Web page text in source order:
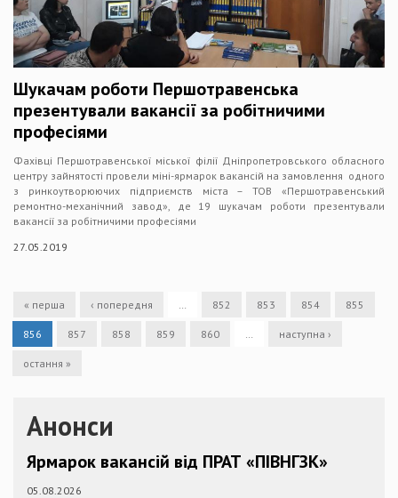
Шукачам роботи Першотравенська
презентували вакансії за робітничими
професіями
Фахівці Першотравенської міської філії Дніпропетровського обласного
центру зайнятості провели міні-ярмарок вакансій на замовлення одного
з ринкоутворюючих підприємств міста – ТОВ «Першотравенський
ремонтно-механічний завод», де 19 шукачам роботи презентували
вакансії за робітничими професіями
27.05.2019
« перша ‹ попередня 852 853 854 855
856 857 858 859 860 наступна ›
остання »
Анонси
Ярмарок вакансій від ПРАТ «ПІВНГЗК»
05.08.2026